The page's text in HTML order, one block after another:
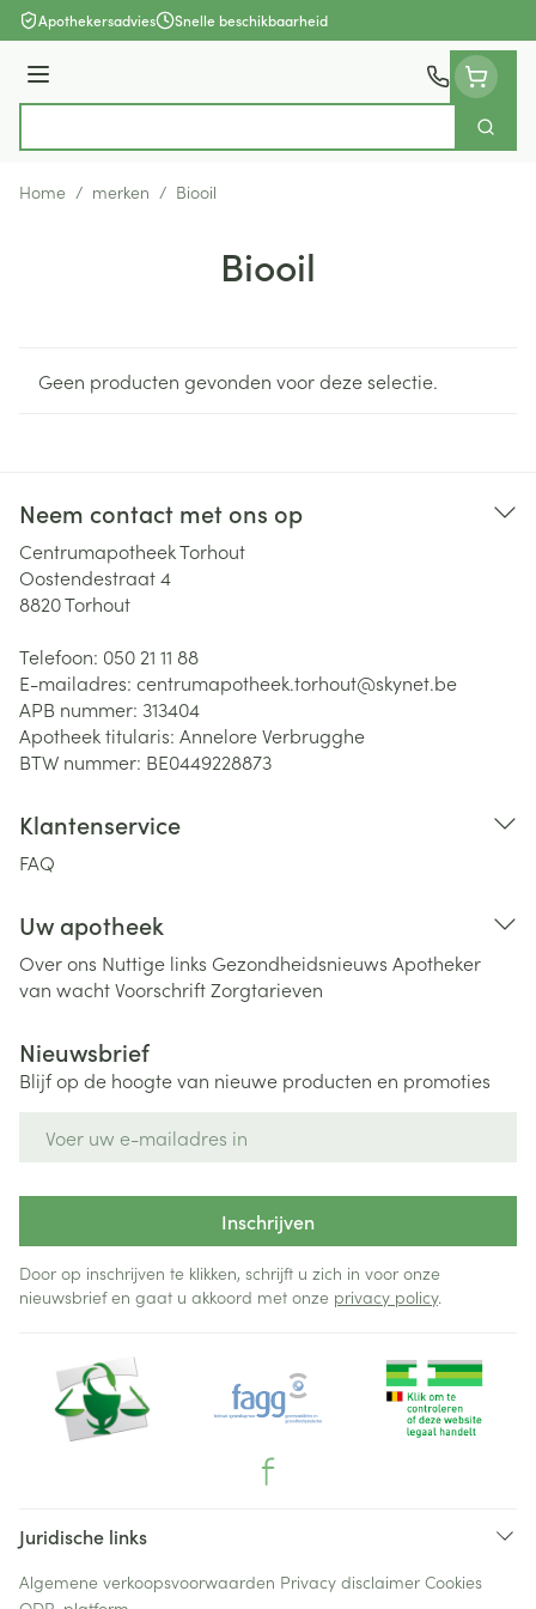
Ga naar de inhoud
Apothekersadvies Snelle beschikbaarheid
Menu
Zoek
Home / merken / Biooil
Biooil
Geen producten gevonden voor deze selectie.
Neem contact met ons op
Centrumapotheek Torhout
Oostendestraat 4
8820Torhout
Telefoon: 050 21 11 88
E-mailadres: centrumapotheek.torhout@skynet.be
APB nummer: 313404
Apotheek titularis: Annelore Verbrugghe
BTW nummer: BE0449228873
Klantenservice
FAQ
Uw apotheek
Over ons Nuttige links Gezondheidsnieuws Apotheker
van wachtVoorschriftZorgtarieven
Nieuwsbrief
Blijf op de hoogte van nieuwe producten en promoties
Inschrijven
Door op inschrijven te klikken, schrijft u zich in voor onze
nieuwsbrief en gaat u akkoord met onze privacy policy.
Juridische links
Algemene verkoopsvoorwaarden Privacy disclaimer Cookies